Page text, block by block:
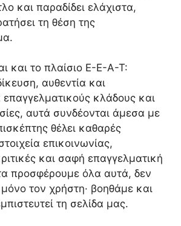
και παραδίδει ελάχιστα,
τη θέση της
και το πλαίσιο E-E-A-T:
αυθεντία και
επαγγελματικούς κλάδους και
αυτά συνδέονται άμεσα με
θέλει καθαρές
επικοινωνίας,
και σαφή επαγγελματική
προσφέρουμε όλα αυτά, δεν
τον χρήστη· βοηθάμε και
τη σελίδα μας.